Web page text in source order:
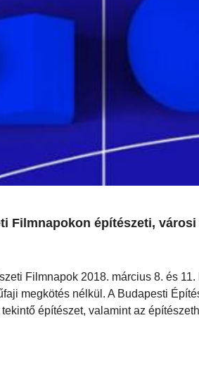
Filmnapokon építészeti,
Filmnapok 2018. március 8. és 11.
megkötés nélkül. A Budapesti
építészet, valamint az